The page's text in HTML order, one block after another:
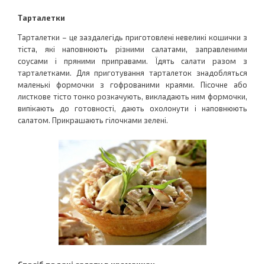
Тарталетки
Тарталетки – це заздалегідь приготовлені невеликі кошички з
тіста, які наповнюють різними салатами, заправленими
соусами і пряними приправами. Їдять салати разом з
тарталетками. Для приготування тарталеток знадобляться
маленькі формочки з гофрованими краями. Пісочне або
листкове тісто тонко розкачують, викладають ним формочки,
випікають до готовності, дають охолонути і наповнюють
салатом. Прикрашають гілочками зелені.